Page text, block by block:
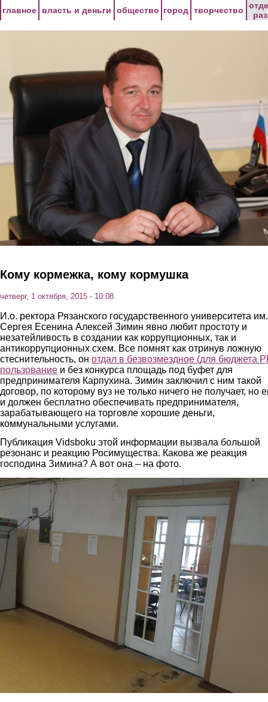
главное власть и деньги общество город творчество
Кому кормежка, кому кормушка
четверг, 1 октября, 2015 - 10:08
И.о. ректора Рязанского государственного университета им.
Сергея Есенина Алексей Зимин явно любит простоту и
незатейливость в создании как коррупционных, так и
антикоррупционных схем. Все помнят как отринув ложную
стеснительность, он отдал в безвозмездное (для бюджета
пользование и без конкурса площадь под буфет для
предпринимателя Карпухина. Зимин заключил с ним такой
договор, по которому вуз не только ничего не получает, но
и должен бесплатно обеспечивать предпринимателя,
зарабатывающего на торговле хорошие деньги,
коммунальными услугами.
Публикация Vidsboku этой информации вызвала большой
резонанс и реакцию Росимущества. Какова же реакция
господина Зимина? А вот она – на фото.
1.jpg